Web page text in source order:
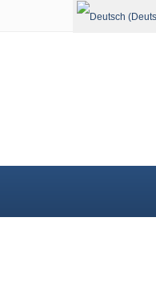
Sprache auswählen